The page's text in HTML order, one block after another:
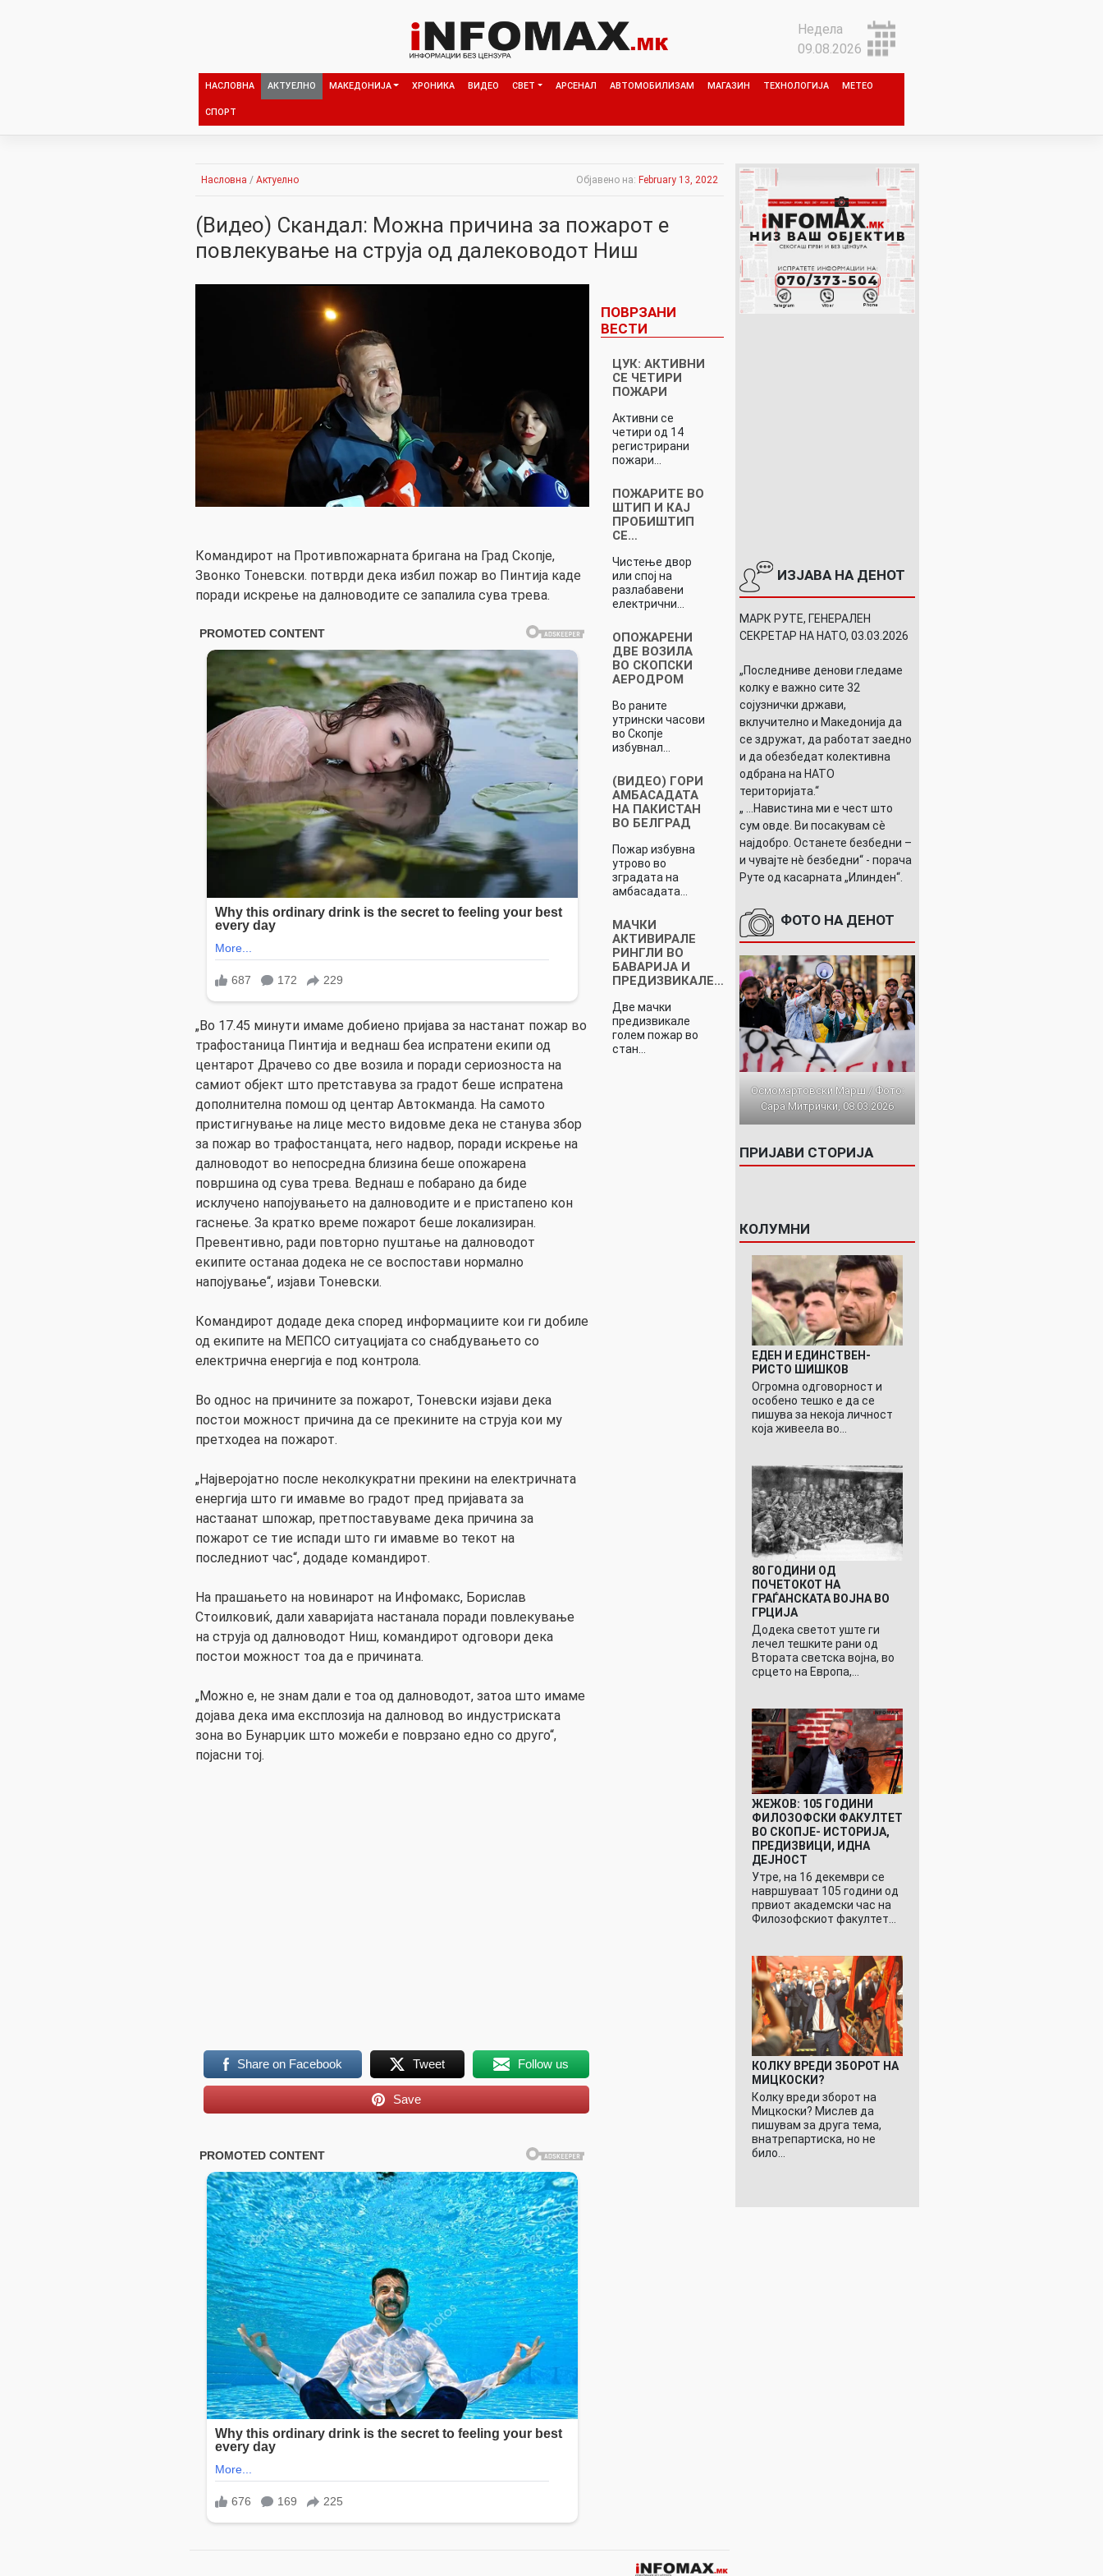
Недела
09.08.2026
НАСЛОВНА АКТУЕЛНО МАКЕДОНИЈА ХРОНИКА ВИДЕО СВЕТ АРСЕНАЛ АВТОМОБИЛИЗАМ МАГАЗИН ТЕХНОЛОГИЈА МЕТЕО
СПОРТ
Насловна / Актуелно Објавено на: February 13, 2022
(Видео) Скандал: Можна причина за пожарот е
повлекување на струја од далеководот Ниш
Командирот на Противпожарната бригана на Град Скопје,
Звонко Тоневски. потврди дека избил пожар во Пинтија каде
поради искрење на далноводите се запалила сува трева.
„Во 17.45 минути имаме добиено пријава за настанат пожар во
трафостаница Пинтија и веднаш беа испратени екипи од
центарот Драчево со две возила и поради сериозноста на
самиот објект што претставува за градот беше испратена
дополнителна помош од центар Автокманда. На самото
пристигнување на лице место видовме дека не станува збор
за пожар во трафостанцата, него надвор, поради искрење на
далноводот во непосредна близина беше опожарена
површина од сува трева. Веднаш е побарано да биде
исклучено напојувањето на далноводите и е пристапено кон
гаснење. За кратко време пожарот беше локализиран.
Превентивно, ради повторно пуштање на далноводот
екипите останаа додека не се воспостави нормално
напојување“, изјави Тоневски.
Командирот додаде дека според информациите кои ги добиле
од екипите на МЕПСО ситуацијата со снабдувањето со
електрична енергија е под контрола.
Во однос на причините за пожарот, Тоневски изјави дека
постои можност причина да се прекините на струја кои му
претходеа на пожарот.
„Најверојатно после неколкукратни прекини на електричната
енергија што ги имавме во градот пред пријавата за
настаанат шпожар, претпоставуваме дека причина за
пожарот се тие испади што ги имавме во текот на
последниот час“, додаде командирот.
На прашањето на новинарот на Инфомакс, Борислав
Стоилковиќ, дали хаваријата настанала поради повлекување
на струја од далноводот Ниш, командирот одговори дека
постои можност тоа да е причината.
„Можно е, не знам дали е тоа од далноводот, затоа што имаме
дојава дека има експлозија на далновод во индустриската
зона во Бунарџик што можеби е поврзано едно со друго“,
појасни тој.
Share on Facebook Tweet Follow us
Save
ПОВРЗАНИ
ВЕСТИ
ЦУК: АКТИВНИ
СЕ ЧЕТИРИ
ПОЖАРИ
Активни се
четири од 14
регистрирани
пожари…
ПОЖАРИТЕ ВО
ШТИП И КАЈ
ПРОБИШТИП
СЕ…
Чистење двор
или спој на
разлабавени
електрични…
ОПОЖАРЕНИ
ДВЕ ВОЗИЛА
ВО СКОПСКИ
АЕРОДРОМ
Во раните
утрински часови
во Скопје
избувнал…
(ВИДЕО) ГОРИ
АМБАСАДАТА
НА ПАКИСТАН
ВО БЕЛГРАД
Пожар избувна
утрово во
зградата на
амбасадата…
МАЧКИ
АКТИВИРАЛЕ
РИНГЛИ ВО
БАВАРИЈА И
ПРЕДИЗВИКАЛЕ…
Две мачки
предизвикале
голем пожар во
стан…
ИЗЈАВА НА ДЕНОТ
МАРК РУТЕ, ГЕНЕРАЛЕН
СЕКРЕТАР НА НАТО, 03.03.2026
„Последниве денови гледаме
колку е важно сите 32
сојузнички држави,
вклучително и Македонија да
се здружат, да работат заедно
и да обезбедат колективна
одбрана на НАТО
територијата.“
„ ...Навистина ми е чест што
сум овде. Ви посакувам сè
најдобро. Останете безбедни –
и чувајте нè безбедни“ - порача
Руте од касарната „Илинден“.
ФОТО НА ДЕНОТ
Осмомартовски Марш / Фото:
Сара Митрички, 08.03.2026
ПРИЈАВИ СТОРИЈА
КОЛУМНИ
ЕДЕН И ЕДИНСТВЕН-
РИСТО ШИШКОВ
Огромна одговорност и
особено тешко е да се
пишува за некоја личност
која живеела во…
80 ГОДИНИ ОД
ПОЧЕТОКОТ НА
ГРАЃАНСКАТА ВОЈНА ВО
ГРЦИЈА
Додека светот уште ги
лечел тешките рани од
Втората светска војна, во
срцето на Европа,…
ЖЕЖОВ: 105 ГОДИНИ
ФИЛОЗОФСКИ ФАКУЛТЕТ
ВО СКОПЈЕ- ИСТОРИЈА,
ПРЕДИЗВИЦИ, ИДНА
ДЕЈНОСТ
Утре, на 16 декември се
навршуваат 105 години од
првиот академски час на
Филозофскиот факултет…
КОЛКУ ВРЕДИ ЗБОРОТ НА
МИЦКОСКИ?
Колку вреди зборот на
Мицкоски? Мислев да
пишувам за друга тема,
внатрепартиска, но не
било…